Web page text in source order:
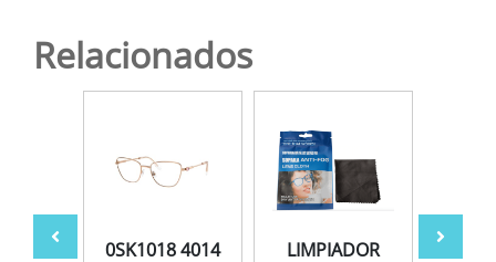
Relacionados
0SK1018 4014
LIMPIADOR